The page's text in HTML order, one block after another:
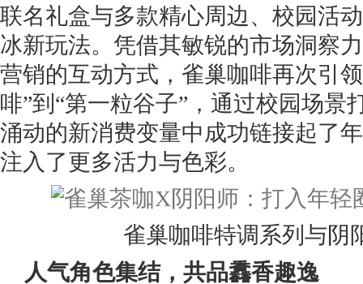
联名礼盒与多款精心周边、校园活
冰新玩法。凭借其敏锐的市场洞察
营销的互动方式，雀巢咖啡再次引
啡”到“第一粒谷子”，通过校园场景
涌动的新消费变量中成功链接起了
注入了更多活力与色彩。
雀巢咖啡特调系列与阴
人气角色集结，共品馫香趣逸